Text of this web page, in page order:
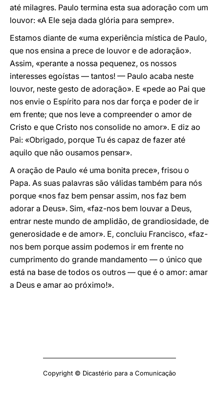
até milagres. Paulo termina esta sua adoração com um
louvor: «A Ele seja dada glória para sempre».
Estamos diante de «uma experiência mística de Paulo,
que nos ensina a prece de louvor e de adoração».
Assim, «perante a nossa pequenez, os nossos
interesses egoístas — tantos! — Paulo acaba neste
louvor, neste gesto de adoração». E «pede ao Pai que
nos envie o Espírito para nos dar força e poder de ir
em frente; que nos leve a compreender o amor de
Cristo e que Cristo nos consolide no amor». E diz ao
Pai: «Obrigado, porque Tu és capaz de fazer até
aquilo que não ousamos pensar».
A oração de Paulo «é uma bonita prece», frisou o
Papa. As suas palavras são válidas também para nós
porque «nos faz bem pensar assim, nos faz bem
adorar a Deus». Sim, «faz-nos bem louvar a Deus,
entrar neste mundo de amplidão, de grandiosidade, de
generosidade e de amor». E, concluiu Francisco, «faz-
nos bem porque assim podemos ir em frente no
cumprimento do grande mandamento — o único que
está na base de todos os outros — que é o amor: amar
a Deus e amar ao próximo!».
Copyright © Dicastério para a Comunicação